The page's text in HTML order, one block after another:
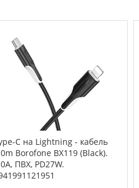
C на Lightning - кабель
Borofone BX119 (Black).
ПВХ, PD27W.